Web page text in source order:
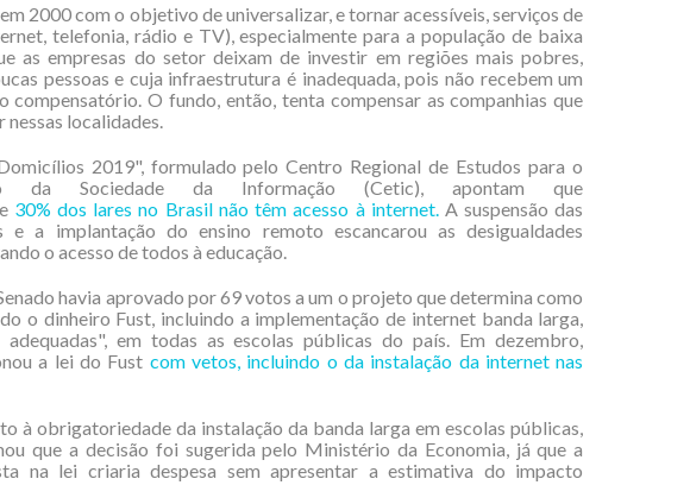
2000 com o objetivo de universalizar, e tornar acessíveis, serviços de
telefonia, rádio e TV), especialmente para a população de baixa
as empresas do setor deixam de investir em regiões mais pobres,
pessoas e cuja infraestrutura é inadequada, pois não recebem um
compensatório. O fundo, então, tenta compensar as companhias que
localidades.
2019", formulado pelo Centro Regional de Estudos para o
da Sociedade da Informação (Cetic), apontam que
30% dos lares no Brasil não têm acesso à internet. A suspensão das
e a implantação do ensino remoto escancarou as desigualdades
o acesso de todos à educação.
havia aprovado por 69 votos a um o projeto que determina como
o dinheiro Fust, incluindo a implementação de internet banda larga,
em todas as escolas públicas do país. Em dezembro,
a lei do Fust com vetos, incluindo o da instalação da internet nas
à obrigatoriedade da instalação da banda larga em escolas públicas,
que a decisão foi sugerida pelo Ministério da Economia, já que a
na lei criaria despesa sem apresentar a estimativa do impacto